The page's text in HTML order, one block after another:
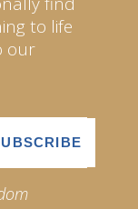
to life
our